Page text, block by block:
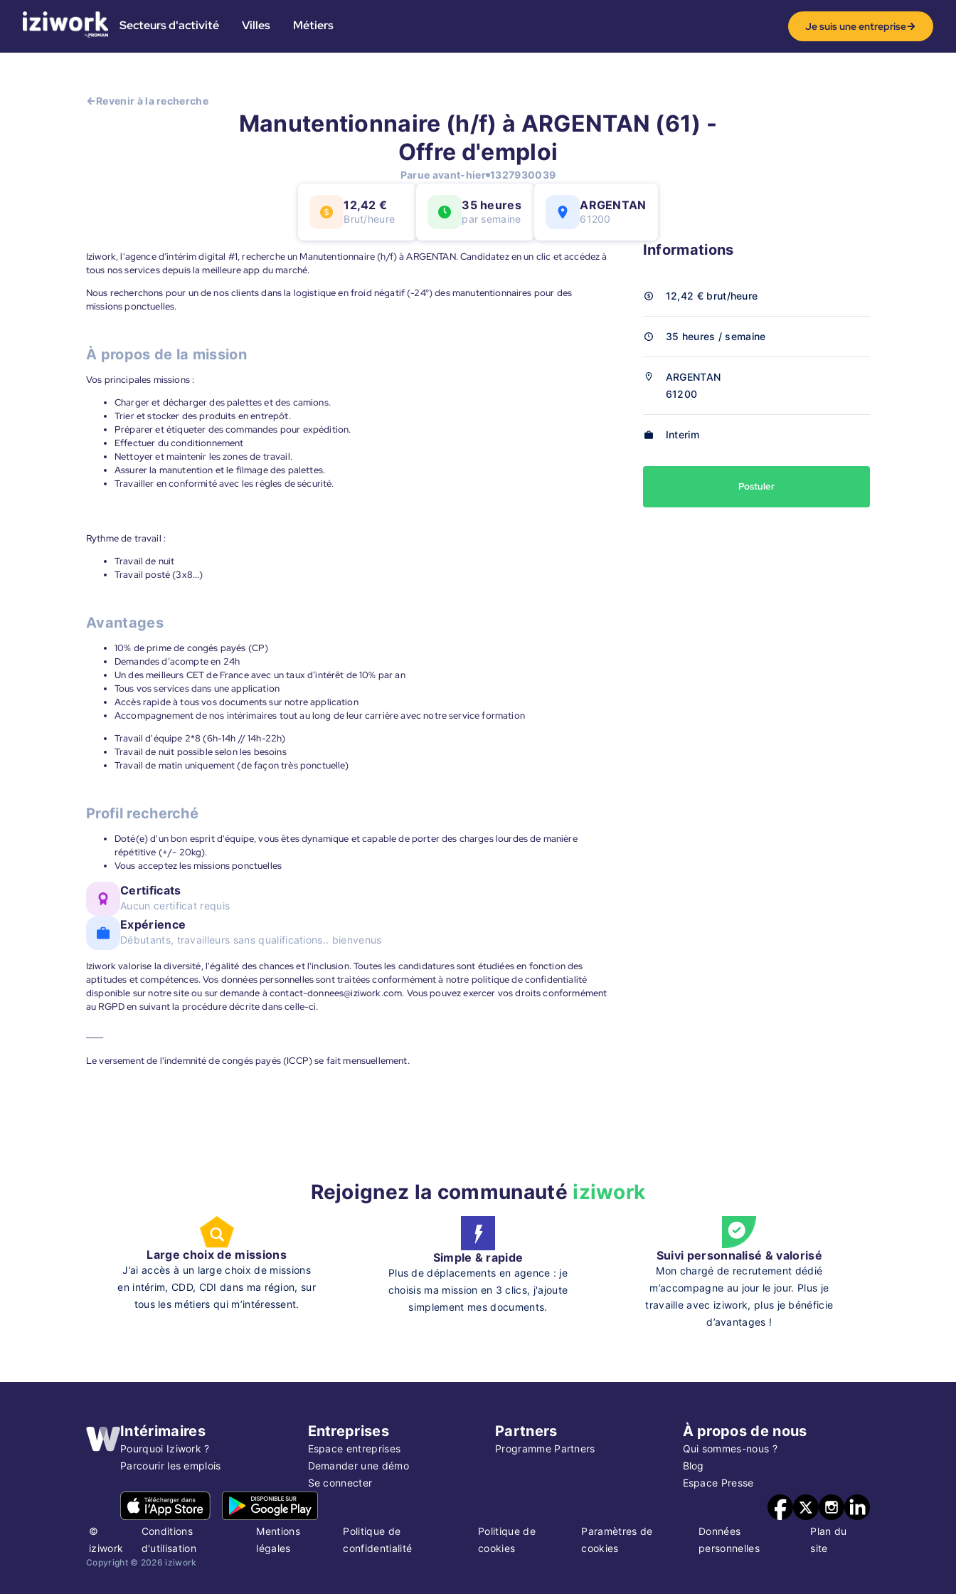
Secteurs d'activité Villes Métiers Je suis une entreprise
Revenir à la recherche
Manutentionnaire (h/f) à ARGENTAN (61) -
Offre d'emploi
Parue avant-hier 1327930039
12,42 €
Brut/heure
35 heures
par semaine
ARGENTAN
61200
Iziwork, l'agence d’intérim digital #1, recherche un Manutentionnaire (h/f) à ARGENTAN. Candidatez en un clic et accédez à
tous nos services depuis la meilleure app du marché.
Nous recherchons pour un de nos clients dans la logistique en froid négatif (-24°) des manutentionnaires pour des
missions ponctuelles.
À propos de la mission
Vos principales missions :
Charger et décharger des palettes et des camions.
Trier et stocker des produits en entrepôt.
Préparer et étiqueter des commandes pour expédition.
Effectuer du conditionnement
Nettoyer et maintenir les zones de travail.
Assurer la manutention et le filmage des palettes.
Travailler en conformité avec les règles de sécurité.
Rythme de travail :
Travail de nuit
Travail posté (3x8...)
Avantages
10% de prime de congés payés (CP)
Demandes d’acompte en 24h
Un des meilleurs CET de France avec un taux d’intérêt de 10% par an
Tous vos services dans une application
Accès rapide à tous vos documents sur notre application
Accompagnement de nos intérimaires tout au long de leur carrière avec notre service formation
Travail d'équipe 2*8 (6h-14h // 14h-22h)
Travail de nuit possible selon les besoins
Travail de matin uniquement (de façon très ponctuelle)
Profil recherché
Doté(e) d'un bon esprit d'équipe, vous êtes dynamique et capable de porter des charges lourdes de manière
répétitive (+/- 20kg).
Vous acceptez les missions ponctuelles
Certificats
Aucun certificat requis
Expérience
Débutants, travailleurs sans qualifications.. bienvenus
Iziwork valorise la diversité, l'égalité des chances et l'inclusion. Toutes les candidatures sont étudiées en fonction des
aptitudes et compétences. Vos données personnelles sont traitées conformément à notre politique de confidentialité
disponible sur notre site ou sur demande à contact-donnees@iziwork.com. Vous pouvez exercer vos droits conformément
au RGPD en suivant la procédure décrite dans celle-ci.
Le versement de l'indemnité de congés payés (ICCP) se fait mensuellement.
Informations
12,42 € brut/heure
35 heures / semaine
ARGENTAN
61200
Interim
Postuler
Rejoignez la communauté iziwork
Large choix de missions
J’ai accès à un large choix de missions
en intérim, CDD, CDI dans ma région, sur
tous les métiers qui m’intéressent.
Simple & rapide
Plus de déplacements en agence : je
choisis ma mission en 3 clics, j'ajoute
simplement mes documents.
Suivi personnalisé & valorisé
Mon chargé de recrutement dédié
m’accompagne au jour le jour. Plus je
travaille avec iziwork, plus je bénéficie
d’avantages !
Intérimaires
Pourquoi Iziwork ?
Parcourir les emplois
Entreprises
Espace entreprises
Demander une démo
Se connecter
Partners
Programme Partners
À propos de nous
Qui sommes-nous ?
Blog
Espace Presse
©
iziwork
Conditions
d'utilisation
Mentions
légales
Politique de
confidentialité
Politique de
cookies
Paramètres de
cookies
Données
personnelles
Plan du
site
Copyright © 2026 iziwork